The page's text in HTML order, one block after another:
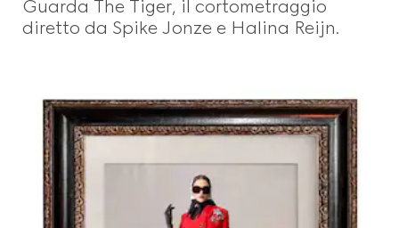
Guarda The Tiger, il cortometraggio
diretto da Spike Jonze e Halina Reijn.